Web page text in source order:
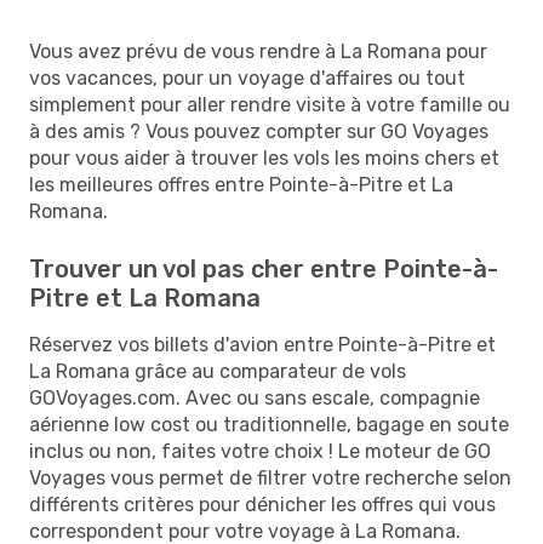
Vous avez prévu de vous rendre à La Romana pour
vos vacances, pour un voyage d'affaires ou tout
simplement pour aller rendre visite à votre famille ou
à des amis ? Vous pouvez compter sur GO Voyages
pour vous aider à trouver les vols les moins chers et
les meilleures offres entre Pointe-à-Pitre et La
Romana.
Trouver un vol pas cher entre Pointe-à-
Pitre et La Romana
Réservez vos billets d'avion entre Pointe-à-Pitre et
La Romana grâce au comparateur de vols
GOVoyages.com. Avec ou sans escale, compagnie
aérienne low cost ou traditionnelle, bagage en soute
inclus ou non, faites votre choix ! Le moteur de GO
Voyages vous permet de filtrer votre recherche selon
différents critères pour dénicher les offres qui vous
correspondent pour votre voyage à La Romana.